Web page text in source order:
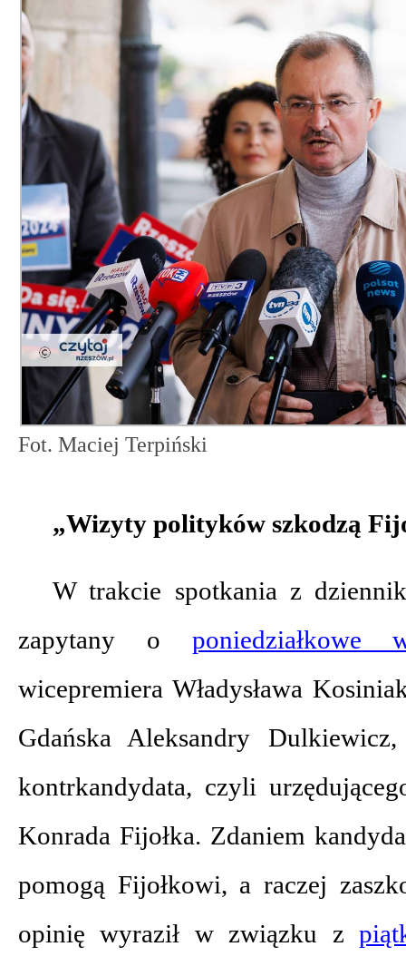
Fot. Maciej Terpiński
„Wizyty polityków szkodzą
W trakcie spotkania z
zapytany o
wicepremiera Władysława
Gdańska Aleksandry
kontrkandydata, czyli
Konrada Fijołka. Zdaniem
pomogą Fijołkowi, a raczej
opinię wyraził w związku z